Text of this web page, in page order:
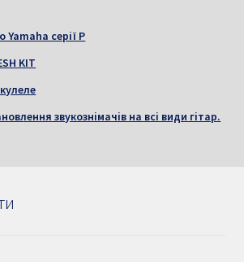
Yamaha серії P
KIT
звукознімачів на всі види гітар.